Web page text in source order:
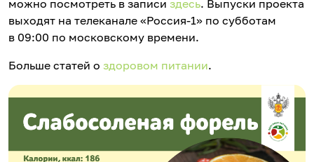
можно посмотреть в записи здесь. Выпуски проекта
выходят на телеканале «Россия-1» по субботам
в 09:00 по московскому времени.
Больше статей о здоровом питании.